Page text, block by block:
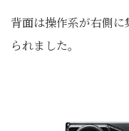
背面は操作系が右側
られました。